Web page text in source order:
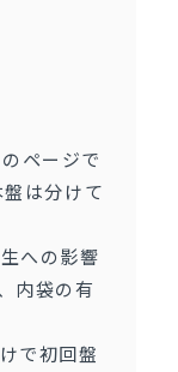
ページで
は分けて
への影響
内袋の有
で初回盤